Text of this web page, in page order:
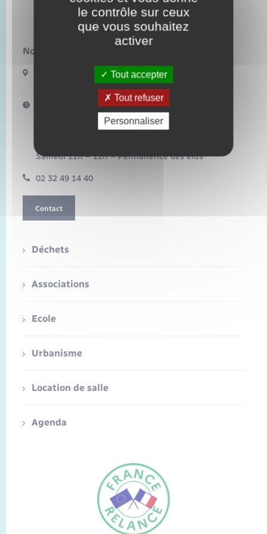
FR
Voirie et espace public
Bacqueville
Nous contacter :
17 Bis Route de Bonnemare
27440 BACQUEVILLE
Horaires d'ouverture :
Mardi 16h – 18h30
Mercredi 10h – 12h
Samedi 11h – 12h – Permanence des élus
02 32 49 14 40
Contact
Déchets
Associations
Ecole
Urbanisme
Location de salle
Agenda
le contrôle sur ceux
que vous souhaitez
activer
Tout accepter
Tout refuser
Personnaliser